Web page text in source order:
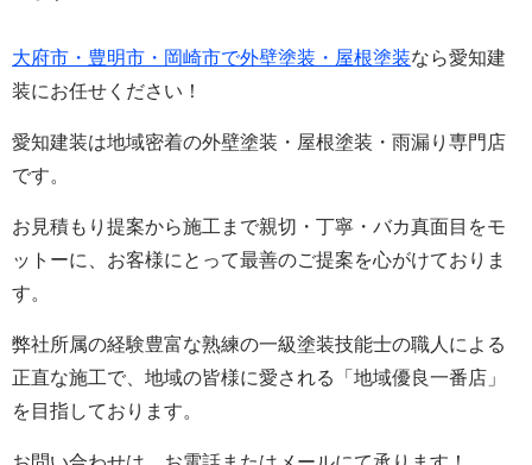
大府市・豊明市・岡崎市で外壁塗装・屋根塗装なら愛知建
装にお任せください！
愛知建装は地域密着の外壁塗装・屋根塗装・雨漏り専門店
です。
お見積もり提案から施工まで親切・丁寧・バカ真面目をモ
ットーに、お客様にとって最善のご提案を心がけておりま
す。
弊社所属の経験豊富な熟練の一級塗装技能士の職人による
正直な施工で、地域の皆様に愛される「地域優良一番店」
を目指しております。